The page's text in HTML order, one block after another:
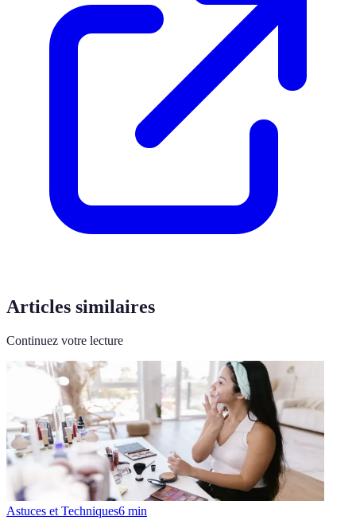
Articles similaires
Continuez votre lecture
Astuces et Techniques6 min